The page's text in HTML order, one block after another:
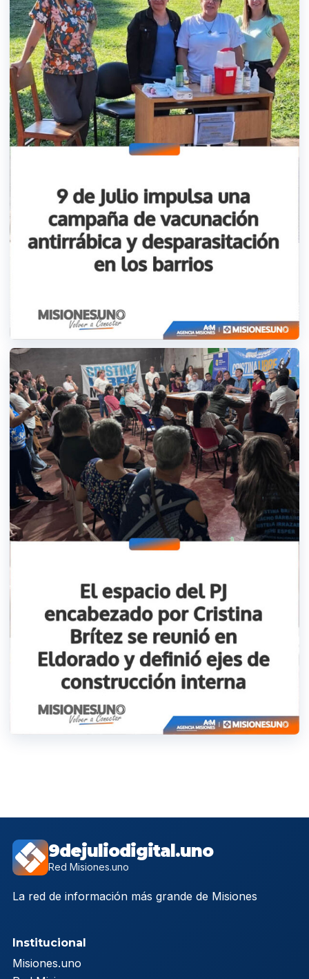
9dejuliodigital.uno
Red Misiones.uno
La red de información más grande de Misiones
Institucional
Misiones.uno